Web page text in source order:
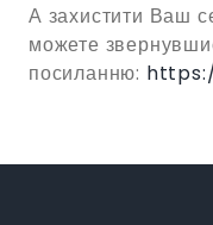
А захистити Ваш
можете
посиланню: